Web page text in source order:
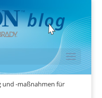
und -maßnahmen für